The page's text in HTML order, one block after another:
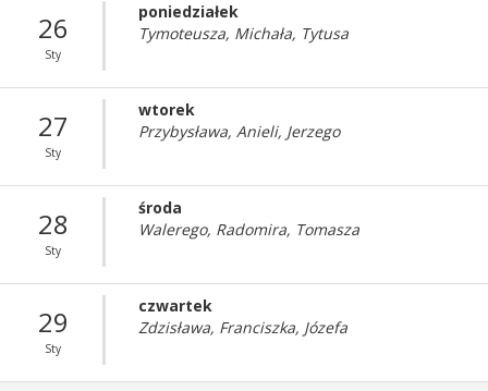
26
Sty
poniedziałek
Tymoteusza, Michała, Tytusa
27
Sty
wtorek
Przybysława, Anieli, Jerzego
28
Sty
środa
Walerego, Radomira, Tomasza
29
Sty
czwartek
Zdzisława, Franciszka, Józefa